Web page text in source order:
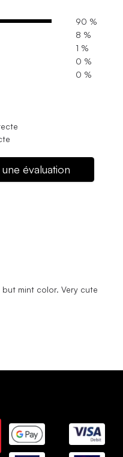
90 %
8 %
1 %
0 %
0 %
évaluation
mint color. Very cute